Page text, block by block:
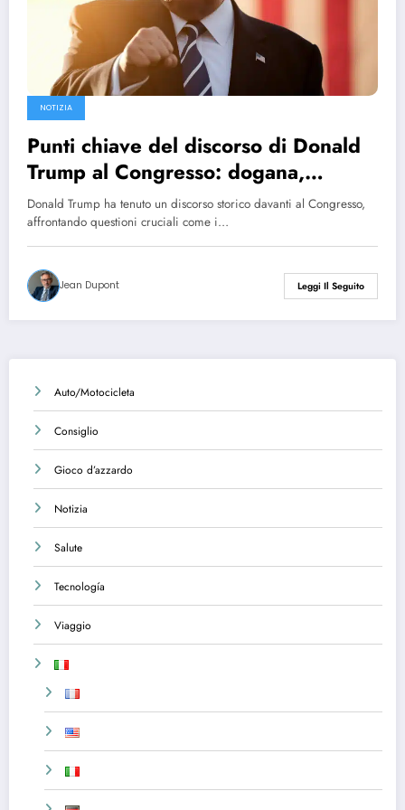
NOTIZIA
Punti chiave del discorso di Donald
Trump al Congresso: dogana,
conflitto in Ucraina ed Elon Musk
Donald Trump ha tenuto un discorso storico davanti al Congresso,
affrontando questioni cruciali come i…
Jean Dupont Leggi Il Seguito
Auto/Motocicleta
Consiglio
Gioco d’azzardo
Notizia
Salute
Tecnología
Viaggio